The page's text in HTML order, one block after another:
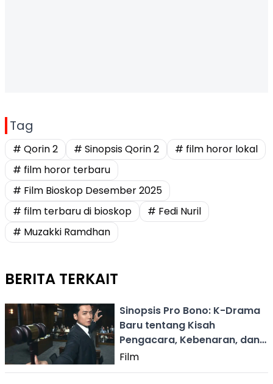
Tag
# Qorin 2 # Sinopsis Qorin 2
# film horor lokal
# film horor terbaru
# Film Bioskop Desember 2025
# film terbaru di bioskop
# Fedi Nuril
# Muzakki Ramdhan
BERITA TERKAIT
Sinopsis Pro Bono: K-Drama
Baru tentang Kisah
Pengacara, Kebenaran, dan
Kemanusiaan
Film